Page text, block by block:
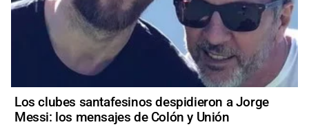
Los clubes santafesinos despidieron a Jorge
Messi: los mensajes de Colón y Unión